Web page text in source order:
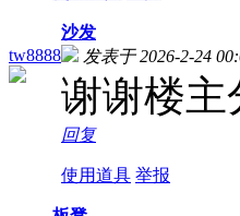
tw8888
沙发
发表于 2026-2-24
谢谢楼主
回复
使用道具 举报